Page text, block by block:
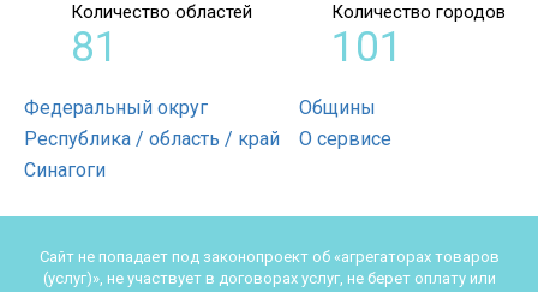
Федеральный округ
Республика / область / край
Синагоги
Общины
О сервисе
Количество областей
81
Количество городов
101
Сайт не попадает под законопроект об «агрегаторах товаров
(услуг)», не участвует в договорах услуг, не берет оплату или